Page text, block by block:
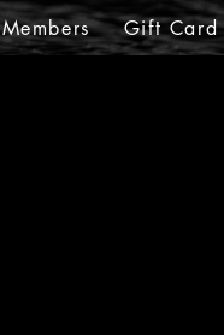
Members Gift Card